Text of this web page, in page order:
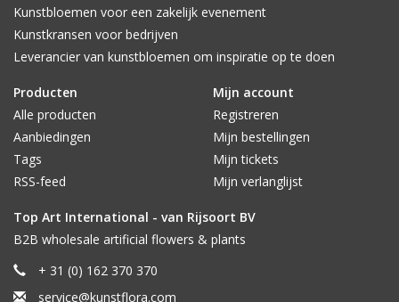
Kunstbloemen voor een zakelijk evenement
Kunstkransen voor bedrijven
Leverancier van kunstbloemen om inspiratie op te doen
Producten
Alle producten
Aanbiedingen
Tags
RSS-feed
Mijn account
Registreren
Mijn bestellingen
Mijn tickets
Mijn verlanglijst
Top Art International - van Rijsoort BV
B2B wholesale artificial flowers & plants
+ 31 (0) 162 370 370
service@kunstflora.com